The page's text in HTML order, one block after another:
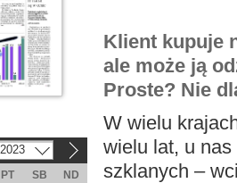
Klient kupuje
ale może ją
Proste? Nie
W wielu
wielu lat, u nas
szklanych –
2023
PT SB
ND